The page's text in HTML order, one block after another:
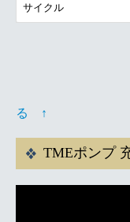
サイクル
る ↑
TMEポンプ